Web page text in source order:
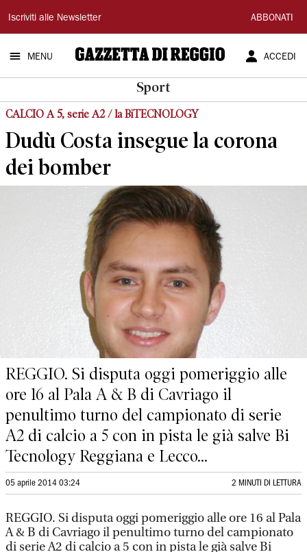
Gazzetta
di
Reggio
Iscriviti alle Newsletter ABBONATI
MENU ACCEDI
Sport
CALCIO A 5, serie A2 / la BiTECNOLOGY
Dudù Costa insegue la corona
dei bomber
REGGIO. Si disputa oggi pomeriggio alle
ore 16 al Pala A & B di Cavriago il
penultimo turno del campionato di serie
A2 di calcio a 5 con in pista le già salve Bi
Tecnology Reggiana e Lecco...
05 aprile 2014 03:24 2 MINUTI DI LETTURA
REGGIO. Si disputa oggi pomeriggio alle ore 16 al Pala
A & B di Cavriago il penultimo turno del campionato
di serie A2 di calcio a 5 con in pista le già salve Bi